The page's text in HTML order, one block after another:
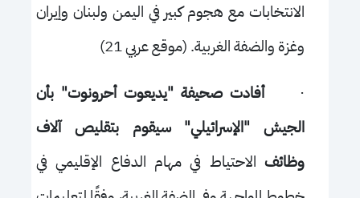
الانتخابات مع هجوم كبير في اليمن ولبنان وإيران
وغزة والضفة الغربية. (موقع عربي 21)
·أفادت صحيفة "يديعوت أحرونوت" بأن
الجيش "الإسرائيلي" سيقوم بتقليص آلاف
وظائف الاحتياط في مهام الدفاع الإقليمي في